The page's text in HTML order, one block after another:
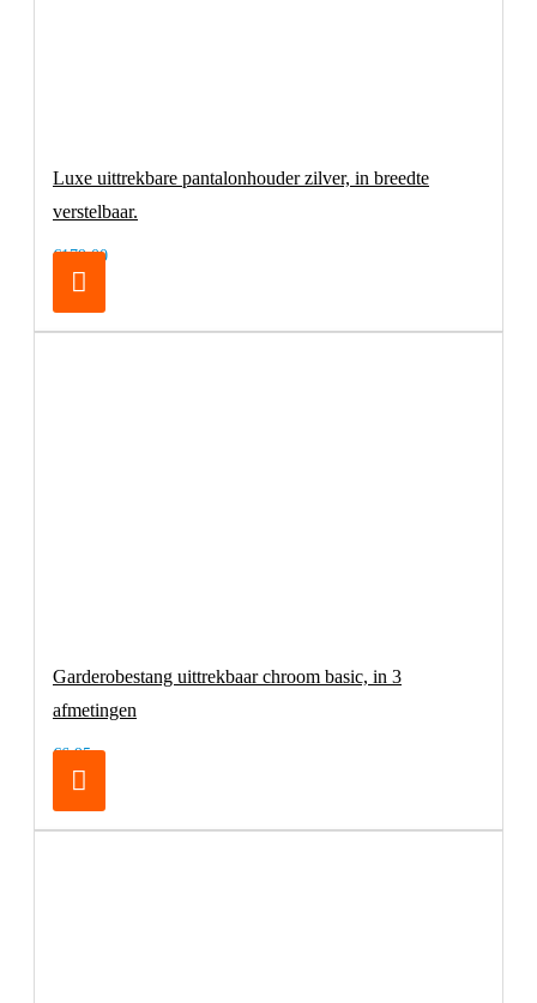
Luxe uittrekbare pantalonhouder zilver, in breedte
verstelbaar.
€179,00
Garderobestang uittrekbaar chroom basic, in 3
afmetingen
€6,95